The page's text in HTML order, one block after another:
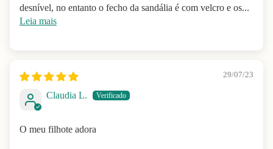
desnível, no entanto o fecho da sandália é com velcro e os...
Leia mais
29/07/23
Claudia L.
O meu filhote adora